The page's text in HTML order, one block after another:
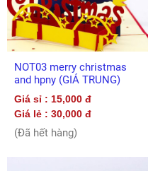
NOT03 merry christmas
and hpny (GIÁ TRUNG)
Giá sỉ : 15,000 đ
Giá lẻ : 30,000 đ
(Đã hết hàng)